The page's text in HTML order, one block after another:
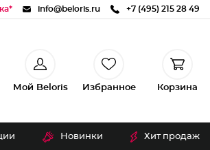
info@beloris.ru +7 (495) 215 28 49
Мой Beloris Избранное Корзина
Новинки Хит продаж